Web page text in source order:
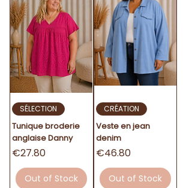
SÉLECTION
Tunique broderie
anglaise Danny
Price
€27.80
Out of Stock
CRÉATION
Veste en jean
denim
Price
€46.80
Out of Stock